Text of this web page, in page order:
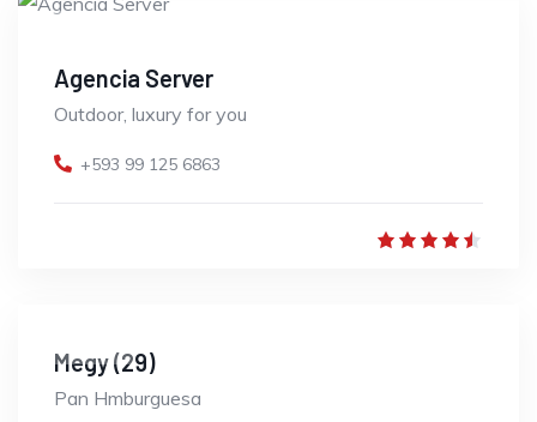
Agencia Server
Outdoor, luxury for you
+593 99 125 6863
Megy (29)
Pan Hmburguesa